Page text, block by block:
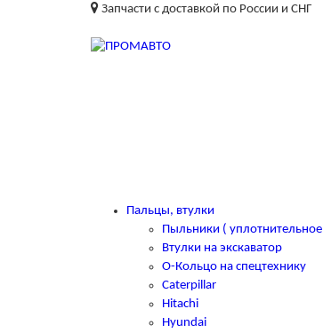
Запчасти с доставкой по России и СНГ
Пальцы, втулки
Пыльники (
Втулки на экскаватор
О-Кольцо на спецтехнику
Caterpillar
Hitachi
Hyundai